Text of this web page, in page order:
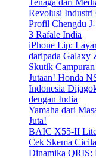
Revolusi Industri
Profil Chengdu
3 Rafale India
iPhone Lip:
daripada Galaxy
Skutik
Jutaan! Honda
Indonesia
dengan India
Yamaha dari
Juta!
BAIC X55-II Lite
Cek Skema
Dinamika QRIS: